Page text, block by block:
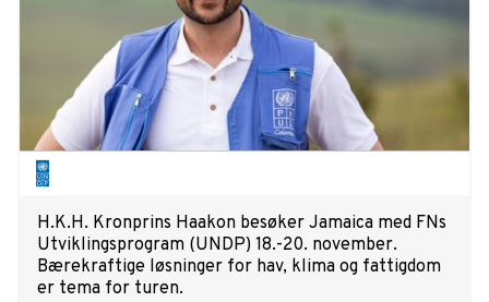
H.K.H. Kronprins Haakon besøker Jamaica med FNs
Utviklingsprogram (UNDP) 18.-20. november.
Bærekraftige løsninger for hav, klima og fattigdom
er tema for turen.